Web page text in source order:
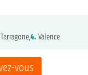
vous
Tarragone,4. Valence